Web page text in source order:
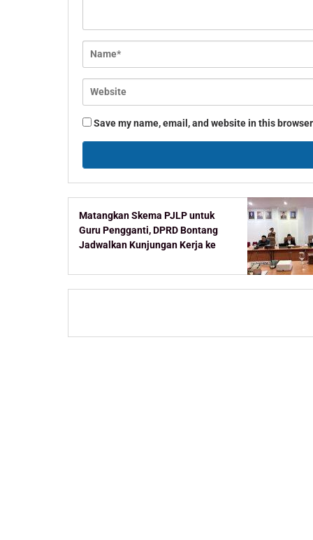
Save my name, email, and website in this
Matangkan Skema PJLP untuk
Guru Pengganti, DPRD Bontang
Jadwalkan Kunjungan Kerja ke